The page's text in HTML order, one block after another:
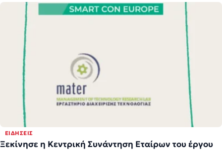
ΕΙΔΉΣΕΙΣ
Ξεκίνησε η Κεντρική Συνάντηση Εταίρων του έργου